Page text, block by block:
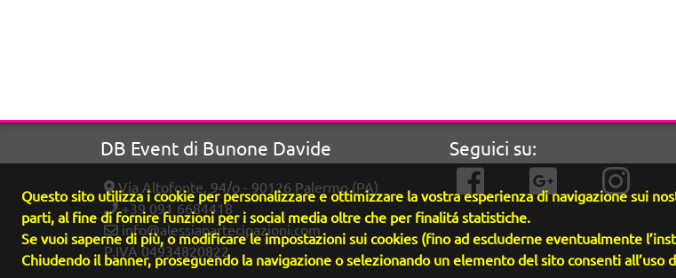
DB Event di Bunone Davide
Via Altofonte, 94/o - 90126 Palermo (PA)
+39 091 6684418
info@alessiapartecipazioni.com
P.IVA 04934820822
Seguici su:
Questo sito utilizza i cookie per personalizzare e ottimizzare la vostra esperienza di navigazione sui
parti, al fine di fornire funzioni per i social media oltre che per finalitá statistiche.
Se vuoi saperne di più, o modificare le impostazioni sui cookies (fino ad escluderne eventualmente
Chiudendo il banner, proseguendo la navigazione o selezionando un elemento del sito consenti all’uso